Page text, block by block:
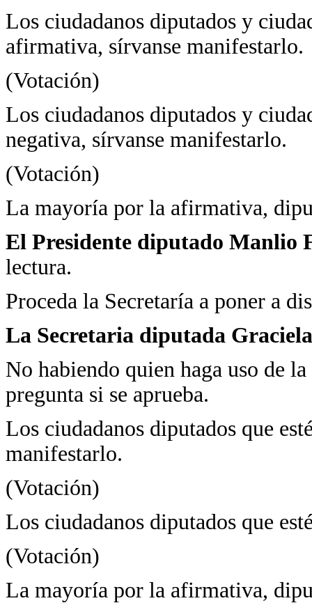
Los ciudadanos diputados y
afirmativa, sírvanse manifestarlo.
(Votación)
Los ciudadanos diputados y
negativa, sírvanse manifestarlo.
(Votación)
La mayoría por la afirmativa,
El Presidente diputado Manlio
lectura.
Proceda la Secretaría a poner a
La Secretaria diputada
No habiendo quien haga uso de
pregunta si se aprueba.
Los ciudadanos diputados que
manifestarlo.
(Votación)
Los ciudadanos diputados que
(Votación)
La mayoría por la afirmativa,